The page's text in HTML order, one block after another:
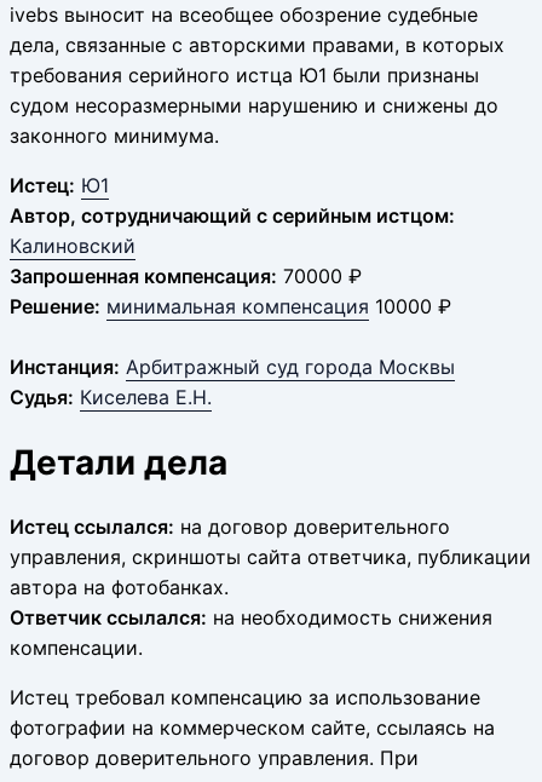
ivebs выносит на всеобщее обозрение судебные
дела, связанные с авторскими правами, в которых
требования серийного истца Ю1 были признаны
судом несоразмерными нарушению и снижены до
законного минимума.
Истец: Ю1
Автор, сотрудничающий с серийным истцом:
Калиновский
Запрошенная компенсация: 70000 ₽
Решение: минимальная компенсация 10000 ₽
Инстанция: Арбитражный суд города Москвы
Судья: Киселева Е.Н.
Детали дела
Истец ссылался: на договор доверительного
управления, скриншоты сайта ответчика, публикации
автора на фотобанках.
Ответчик ссылался: на необходимость снижения
компенсации.
Истец требовал компенсацию за использование
фотографии на коммерческом сайте, ссылаясь на
договор доверительного управления. При